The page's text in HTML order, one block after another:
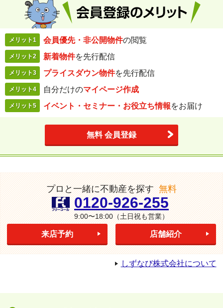
メリット1 会員優先・ 非公開物件の閲覧
メリット2 新着物件を先行配信
メリット3 プライスダウン物件を先行配信
メリット4 自分だけのマイページ作成
メリット5 イベント・セミナー・ お役立ち情報をお届け
無料 会員登録
プロと一緒に不動産を探す 無料
0120-926-255
9:00〜18:00（土日祝も営業）
来店予約 店舗紹介
しずなび株式会社について